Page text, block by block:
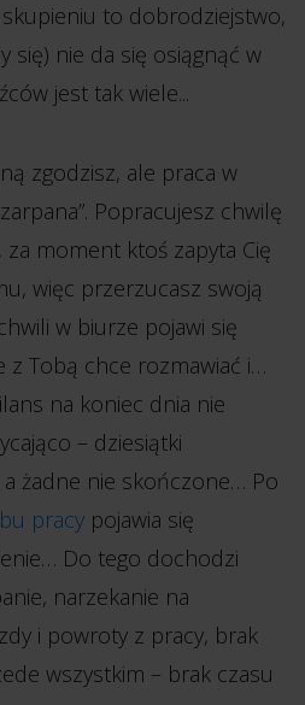
skupieniu to dobrodziejstwo,
się) nie da się osiągnąć w
jest tak wiele...
zgodzisz, ale praca w
Popracujesz chwilę
moment ktoś zapyta Cię
więc przerzucasz swoją
w biurze pojawi się
z Tobą chce rozmawiać i…
na koniec dnia nie
– dziesiątki
żadne nie skończone… Po
pracy pojawia się
Do tego dochodzi
narzekanie na
i powroty z pracy, brak
wszystkim – brak czasu